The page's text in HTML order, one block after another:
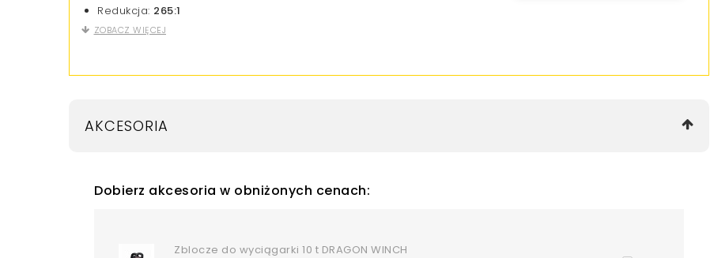
Redukcja: 265:1
ZOBACZ WIĘCEJ
AKCESORIA
Dobierz akcesoria w obniżonych cenach:
Zblocze do wyciągarki 10 t DRAGON WINCH